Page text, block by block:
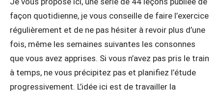
façon quotidienne, je vous conseille de faire l’exercice
régulièrement et de ne pas hésiter à revoir plus d’une
fois, même les semaines suivantes les consonnes
que vous avez apprises. Si vous n’avez pas pris le train
à temps, ne vous précipitez pas et planifiez l’étude
progressivement. L’idée ici est de travailler la